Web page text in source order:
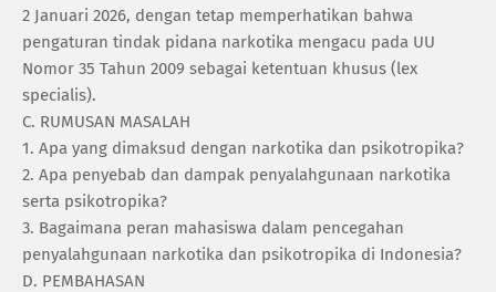
2 Januari 2026, dengan tetap memperhatikan bahwa
pengaturan tindak pidana narkotika mengacu pada UU
Nomor 35 Tahun 2009 sebagai ketentuan khusus (lex
specialis).
‎C. RUMUSAN MASALAH
1. ‎Apa yang dimaksud dengan narkotika dan psikotropika?
2. ‎Apa penyebab dan dampak penyalahgunaan narkotika
serta psikotropika?
3. ‎Bagaimana peran mahasiswa dalam pencegahan
penyalahgunaan narkotika dan psikotropika di Indonesia?
‎D. PEMBAHASAN